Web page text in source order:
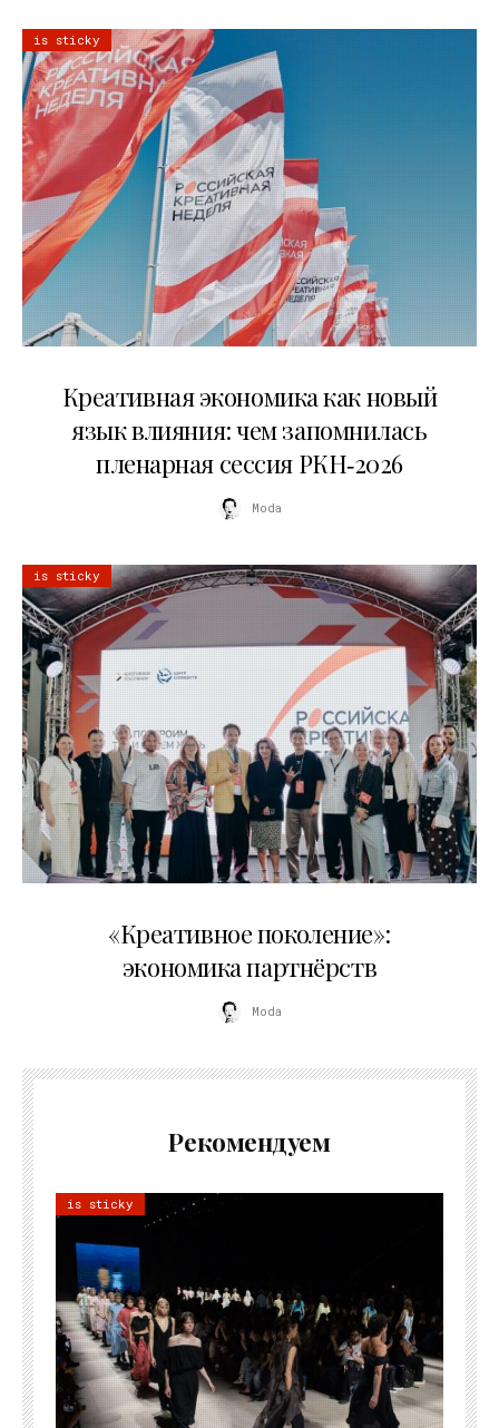
is sticky
Креативная экономика как новый
язык влияния: чем запомнилась
пленарная сессия РКН‑2026
Moda
is sticky
«Креативное поколение»:
экономика партнёрств
Moda
Рекомендуем
is sticky